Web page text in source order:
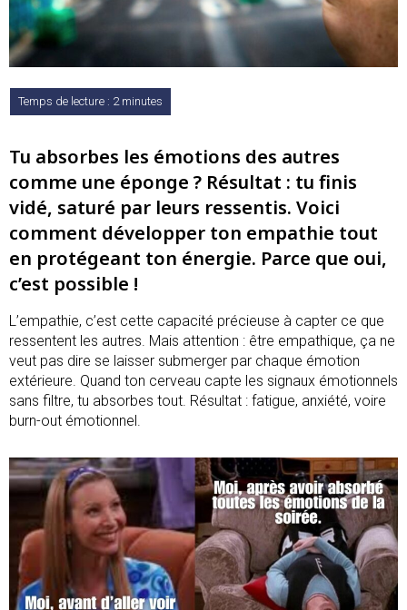
Tu absorbes les émotions des autres
comme une éponge ? Résultat : tu finis
vidé, saturé par leurs ressentis. Voici
comment développer ton empathie tout
en protégeant ton énergie. Parce que oui,
c’est possible !
L’empathie, c’est cette capacité précieuse à capter ce que
ressentent les autres. Mais attention : être empathique, ça ne
veut pas dire se laisser submerger par chaque émotion
extérieure. Quand ton cerveau capte les signaux émotionnels
sans filtre, tu absorbes tout. Résultat : fatigue, anxiété, voire
burn-out émotionnel.